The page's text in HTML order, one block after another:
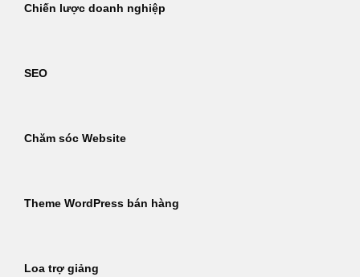
Chiến lược doanh nghiệp
SEO
Chăm sóc Website
Theme WordPress bán hàng
Loa trợ giảng